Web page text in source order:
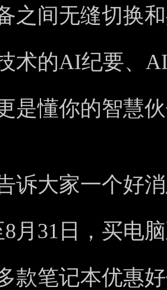
之间无缝切换
术的AI纪要、
是懂你的智慧
诉大家一个好
8月31日，买电
款笔记本优惠